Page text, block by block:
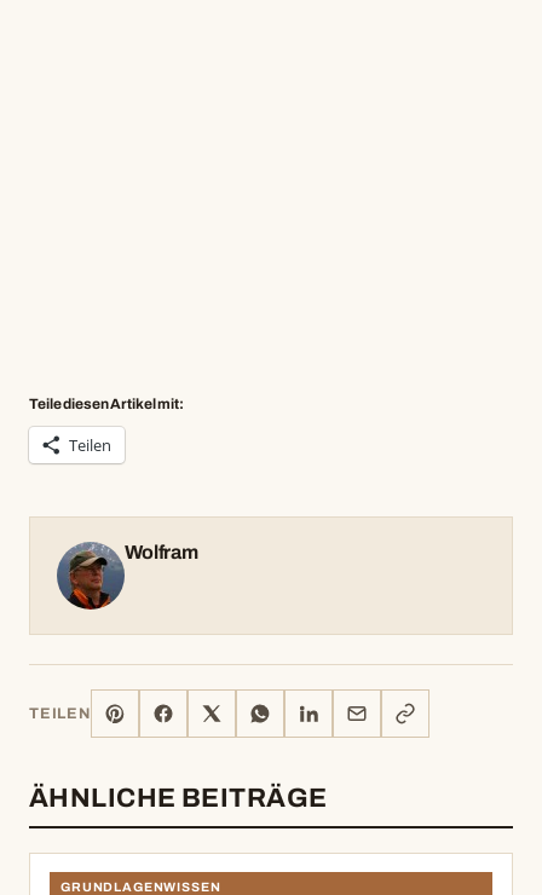
Teile diesen Artikel mit:
Teilen
Wolfram
TEILEN
PINTERESTFACEBOOK WHATSAPPLINKEDIN
MAIL
LINK
KOPIEREN
ÄHNLICHE BEITRÄGE
GRUNDLAGENWISSEN